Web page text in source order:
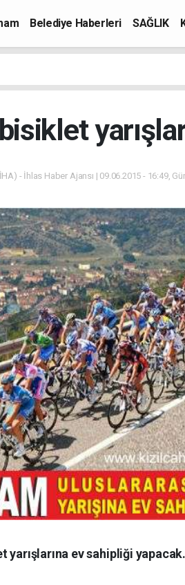
Belediye Haberleri SAĞLIK
- İhlas Haber Ajansı | 09.06.2015 - 16:49,
yarışlarına ev sahipliği yapacak.